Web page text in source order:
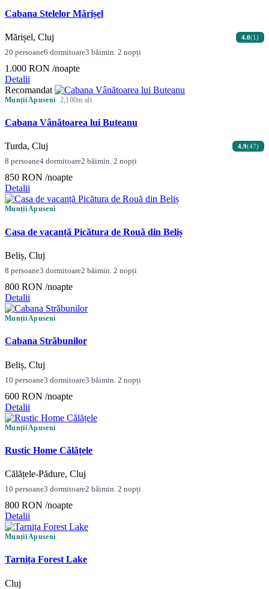
Cabana Stelelor Mărișel
Mărișel, Cluj 4.0(1)
20 persoane6 dormitoare3 băimin. 2 nopți
1.000 RON /noapte
Detalii
Recomandat
Munții Apuseni· 2,100m alt.
Cabana Vânătoarea lui Buteanu
Turda, Cluj 4.9(47)
8 persoane4 dormitoare2 băimin. 2 nopți
850 RON /noapte
Detalii
Munții Apuseni
Casa de vacanță Picătura de Rouă din Beliș
Beliș, Cluj
8 persoane3 dormitoare2 băimin. 2 nopți
800 RON /noapte
Detalii
Munții Apuseni
Cabana Străbunilor
Beliș, Cluj
10 persoane3 dormitoare3 băimin. 2 nopți
600 RON /noapte
Detalii
Munții Apuseni
Rustic Home Călățele
Călățele-Pădure, Cluj
10 persoane3 dormitoare2 băimin. 2 nopți
800 RON /noapte
Detalii
Munții Apuseni
Tarnița Forest Lake
Cluj